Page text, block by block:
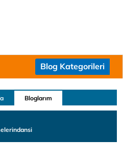
Blog Kategorileri
Bloglarım